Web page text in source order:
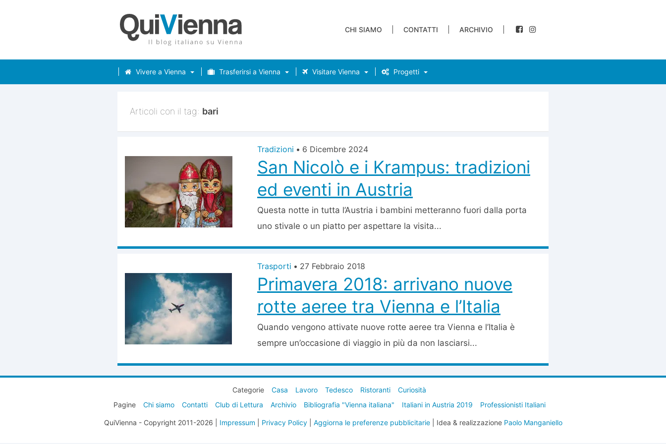
CHI SIAMO CONTATTI ARCHIVIO
Vivere a Vienna Trasferirsi a Vienna Visitare Vienna Progetti
Articoli con il tag: bari
Tradizioni • 6 Dicembre 2024
San Nicolò e i Krampus: tradizioni
ed eventi in Austria
Questa notte in tutta l’Austria i bambini metteranno fuori dalla porta
uno stivale o un piatto per aspettare la visita...
Trasporti • 27 Febbraio 2018
Primavera 2018: arrivano nuove
rotte aeree tra Vienna e l’Italia
Quando vengono attivate nuove rotte aeree tra Vienna e l’Italia è
sempre un’occasione di viaggio in più da non lasciarsi...
Categorie Casa Lavoro Tedesco Ristoranti
Curiosità
Pagine
Chi siamo Contatti Club di Lettura Archivio Bibliografia "Vienna italiana" Italiani in Austria 2019 Professionisti Italiani
QuiVienna - Copyright 2011-2026 | Impressum Privacy Policy| Aggiorna le preferenze pubblicitarie| Idea & realizzazione Paolo Manganiello